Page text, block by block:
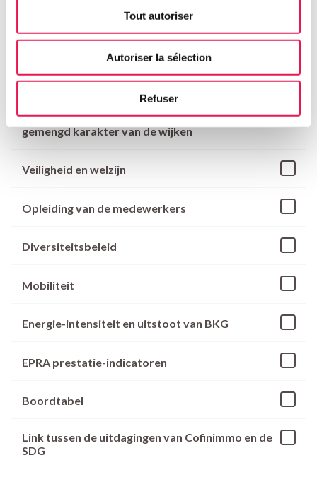
Tout autoriser
Autoriser la sélection
Refuser
Rendabiliteit voor de beleggers en toegang tot
kapitaal
Innovatie
Esthetiek, respect voor de openbare ruimte en
gemengd karakter van de wijken
Veiligheid en welzijn
Opleiding van de medewerkers
Diversiteitsbeleid
Mobiliteit
Energie-intensiteit en uitstoot van BKG
EPRA prestatie-indicatoren
Boordtabel
Link tussen de uitdagingen van Cofinimmo en de
SDG